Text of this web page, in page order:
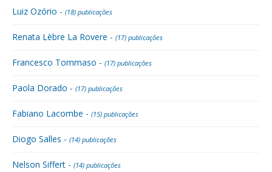
Luiz Ozório - (18) publicações
Renata Lèbre La Rovere - (17) publicações
Francesco Tommaso - (17) publicações
Paola Dorado - (17) publicações
Fabiano Lacombe - (15) publicações
Diogo Salles - (14) publicações
Nelson Siffert - (14) publicações